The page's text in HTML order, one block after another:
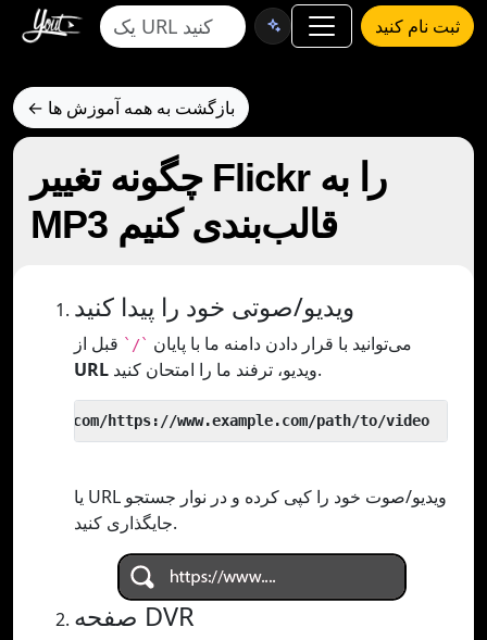
ثبت نام کنید
← بازگشت به همه آموزش ها
چگونه تغییر Flickr را به
MP3 قالب‌بندی کنیم
ویدیو/صوتی خود را پیدا کنید
می‌توانید با قرار دادن دامنه ما با پایان `/` قبل از
URL
ویدیو، ترفند ما را امتحان کنید.
یا URL ویدیو/صوت خود را کپی کرده و در نوار جستجو
جایگذاری کنید.
صفحه DVR